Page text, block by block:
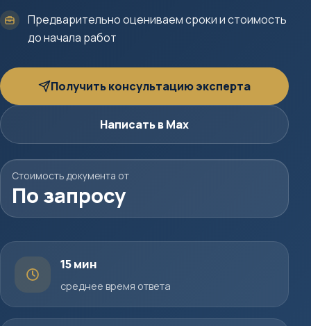
Предварительно оцениваем сроки и стоимость
до начала работ
Получить консультацию эксперта
Написать в Max
Стоимость документа от
По запросу
15 мин
среднее время ответа